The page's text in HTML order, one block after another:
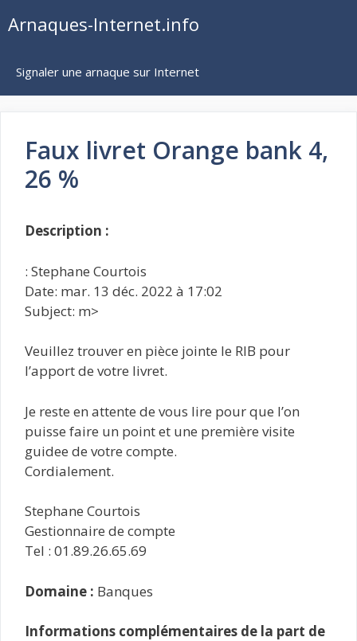
auArnaques-Internet.info
Signaler une arnaque sur Internet
Faux livret Orange bank 4,
26 %
Description :
: Stephane Courtois
Date: mar. 13 déc. 2022 à 17:02
Subject: m>
Veuillez trouver en pièce jointe le RIB pour
l’apport de votre livret.
Je reste en attente de vous lire pour que l’on
puisse faire un point et une première visite
guidee de votre compte.
Cordialement.
Stephane Courtois
Gestionnaire de compte
Tel : 01.89.26.65.69
Domaine : Banques
Informations complémentaires de la part de